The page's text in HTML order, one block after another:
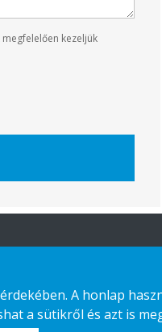
megfelelően kezeljük
Fenntartható
választás
A honlap
a sütikről és azt is